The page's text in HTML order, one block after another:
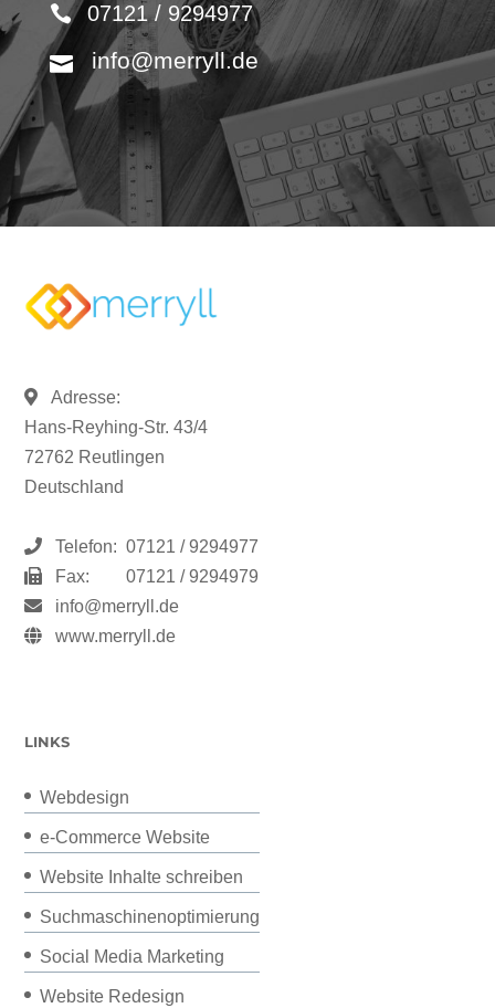
07121 / 9294977
info@merryll.de
Adresse:
Hans-Reyhing-Str. 43/4
72762 Reutlingen
Deutschland
Telefon: 07121 / 9294977
Fax:
07121 / 9294979
info@merryll.de
www.merryll.de
LINKS
Webdesign
e-Commerce Website
Website Inhalte schreiben
Suchmaschinenoptimierung
Social Media Marketing
Website Redesign